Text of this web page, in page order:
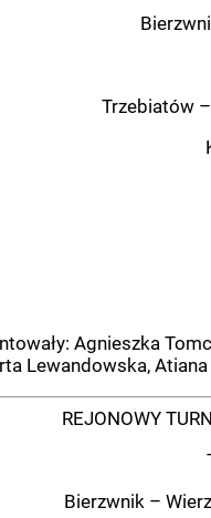
Trzebiatów
Agnieszka
Lewandowska,
REJONOWY
Bierzwnik –